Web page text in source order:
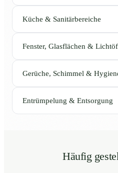
Küche & Sanitärbereiche
Fenster, Glasflächen &
Gerüche, Schimmel &
Entrümpelung & Entsorgung
Häufig